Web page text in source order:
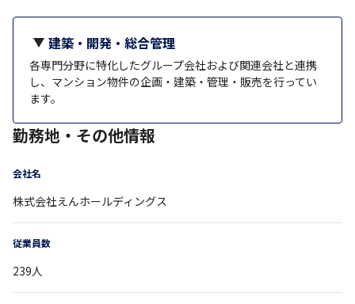
建築・開発・総合管理
各専門分野に特化したグループ会社および関連会社と連携
し、マンション物件の企画・建築・管理・販売を行ってい
ます。
勤務地・その他情報
会社名
株式会社えんホールディングス
従業員数
239人